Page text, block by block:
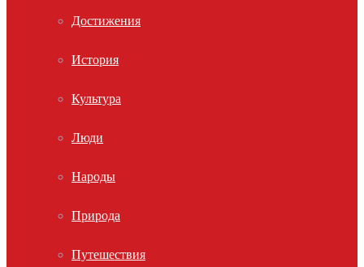
Достижения
История
Культура
Люди
Народы
Природа
Путешествия